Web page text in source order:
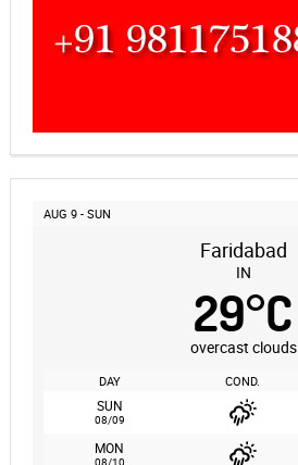
AUG 9 - SUN
Faridabad
IN
29°C
overcast clouds
DAY COND.
SUN
08/09
MON
08/10